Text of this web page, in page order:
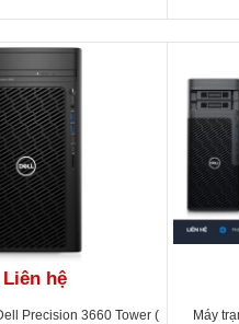
Liên hệ
Precision 3660 Tower (
Máy